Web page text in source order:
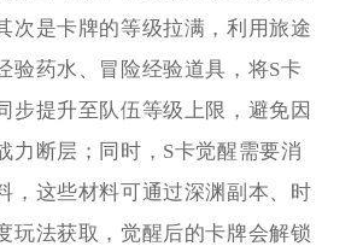
次是卡牌的等级拉满，利用旅途
验药水、冒险经验道具，将S卡
步提升至队伍等级上限，避免因
力断层；同时，S卡觉醒需要消
，这些材料可通过深渊副本、时
玩法获取，觉醒后的卡牌会解锁